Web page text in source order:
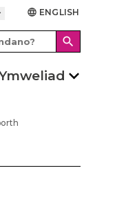
language ENGLISH
search